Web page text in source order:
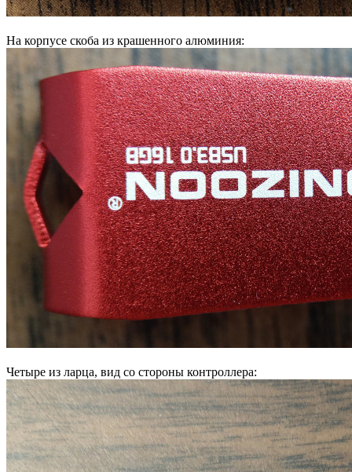
На корпусе скоба из крашенного алюминия:
Четыре из ларца, вид со стороны контроллера: